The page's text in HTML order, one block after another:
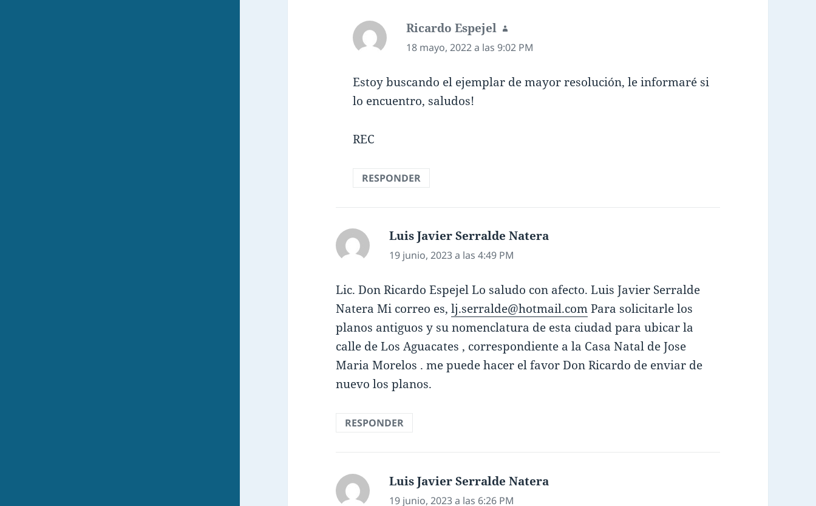
Ricardo Espejel dice:
18 mayo, 2022 a las 9:02 PM
Estoy buscando el ejemplar de mayor resolución, le informaré si
lo encuentro, saludos!
REC
RESPONDER
Luis Javier Serralde Natera
19 junio, 2023 a las 4:49 PM
Lic. Don Ricardo Espejel Lo saludo con afecto. Luis Javier Serralde
Natera Mi correo es,lj.serralde@hotmail.comPara solicitarle los
planos antiguos y su nomenclatura de esta ciudad para ubicar la
calle de Los Aguacates , correspondiente a la Casa Natal de Jose
Maria Morelos . me puede hacer el favor Don Ricardo de enviar de
nuevo los planos.
RESPONDER
Luis Javier Serralde Natera
19 junio, 2023 a las 6:26 PM